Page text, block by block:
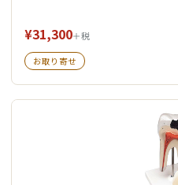
¥31,300＋税
お取り寄せ